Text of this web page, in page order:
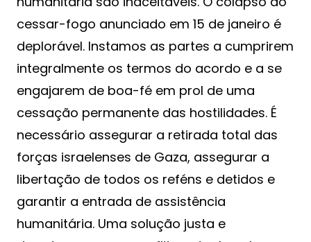
cessar-fogo anunciado em 15 de janeiro é
deplorável. Instamos as partes a cumprirem
integralmente os termos do acordo e a se
engajarem de boa-fé em prol de uma
cessação permanente das hostilidades. É
necessário assegurar a retirada total das
forças israelenses de Gaza, assegurar a
libertação de todos os reféns e detidos e
garantir a entrada de assistência
humanitária. Uma solução justa e